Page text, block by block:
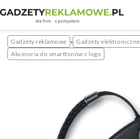
Gadżety reklamowe » Gadżety elektroniczne
Akcesoria do smartfonów z logo